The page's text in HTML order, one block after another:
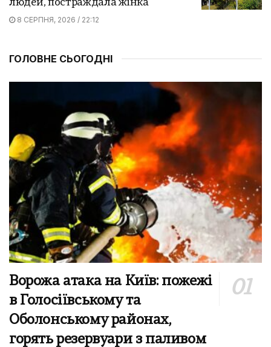
людей, постраждала жінка
8 СЕРПНЯ, 2026 / 22:12
ГОЛОВНЕ СЬОГОДНІ
Ворожа атака на Київ: пожежі
в Голосіївському та
Оболонському районах,
горять резервуари з паливом